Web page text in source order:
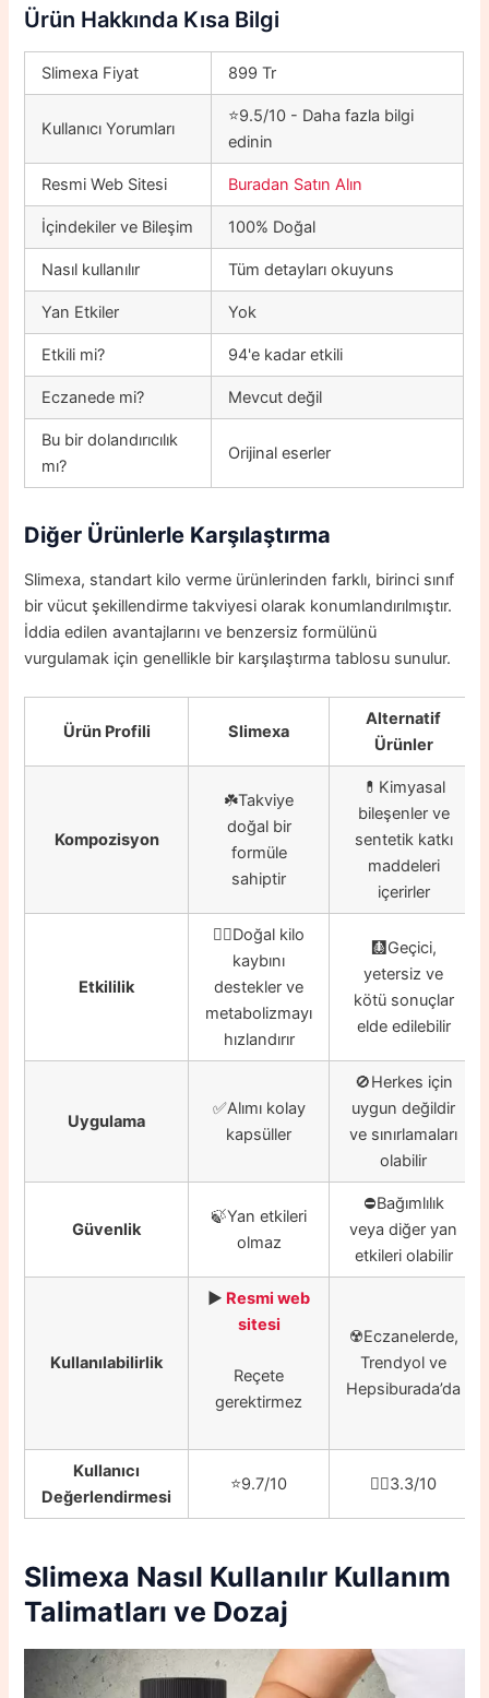
Ürün Hakkında Kısa Bilgi
Slimexa Fiyat 899 Tr
Kullanıcı Yorumları
⭐9.5/10 - Daha fazla bilgi
edinin
Resmi Web Sitesi Buradan Satın Alın
İçindekiler ve Bileşim 100% Doğal
Nasıl kullanılır Tüm detayları okuyuns
Yan Etkiler Yok
Etkili mi? 94'e kadar etkili
Eczanede mi? Mevcut değil
Bu bir dolandırıcılık
mı?
Orijinal eserler
Diğer Ürünlerle Karşılaştırma
Slimexa, standart kilo verme ürünlerinden farklı, birinci sınıf
bir vücut şekillendirme takviyesi olarak konumlandırılmıştır.
İddia edilen avantajlarını ve benzersiz formülünü
vurgulamak için genellikle bir karşılaştırma tablosu sunulur.
Ürün Profili Slimexa
Alternatif
Ürünler
Kompozisyon
☘️Takviye
doğal bir
formüle
sahiptir
💊Kimyasal
bileşenler ve
sentetik katkı
maddeleri
içerirler
Etkililik
👍🏼Doğal kilo
kaybını
destekler ve
metabolizmayı
hızlandırır
🩻Geçici,
yetersiz ve
kötü sonuçlar
elde edilebilir
Uygulama
✅Alımı kolay
kapsüller
🚫Herkes için
uygun değildir
ve sınırlamaları
olabilir
Güvenlik
🍃Yan etkileri
olmaz
⛔️Bağımlılık
veya diğer yan
etkileri olabilir
Kullanılabilirlik
▶️ Resmi web
sitesi
Reçete
gerektirmez
☢️Eczanelerde,
Trendyol ve
Hepsiburada’da
Kullanıcı
Değerlendirmesi
⭐️9.7/10 👎🏼3.3/10
Slimexa Nasıl Kullanılır Kullanım
Talimatları ve Dozaj